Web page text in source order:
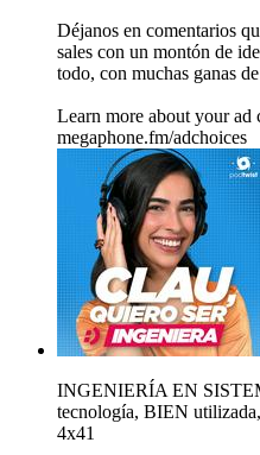
Déjanos en comentarios
sales con un montón de
todo, con muchas ganas
Learn more about your ad
megaphone.fm/adchoices
INGENIERÍA EN
tecnología, BIEN
4x41